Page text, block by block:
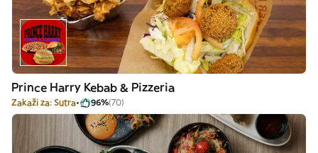
Prince Harry Kebab & Pizzeria
Zakaži za: Sutra 96%(70)